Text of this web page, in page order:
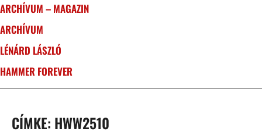
ARCHÍVUM – MAGAZIN
ARCHÍVUM
LÉNÁRD LÁSZLÓ
HAMMER FOREVER
CÍMKE: HWW2510